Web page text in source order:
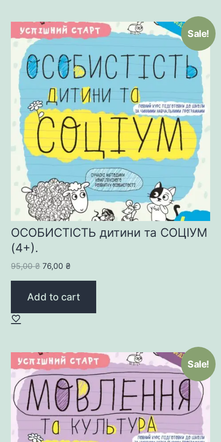
Sale!
ОСОБИСТІСТЬ дитини та СОЦІУМ
(4+).
95,00₴ Original
price
was:
76,00₴Current
price
is:
Add to cart
Sale!